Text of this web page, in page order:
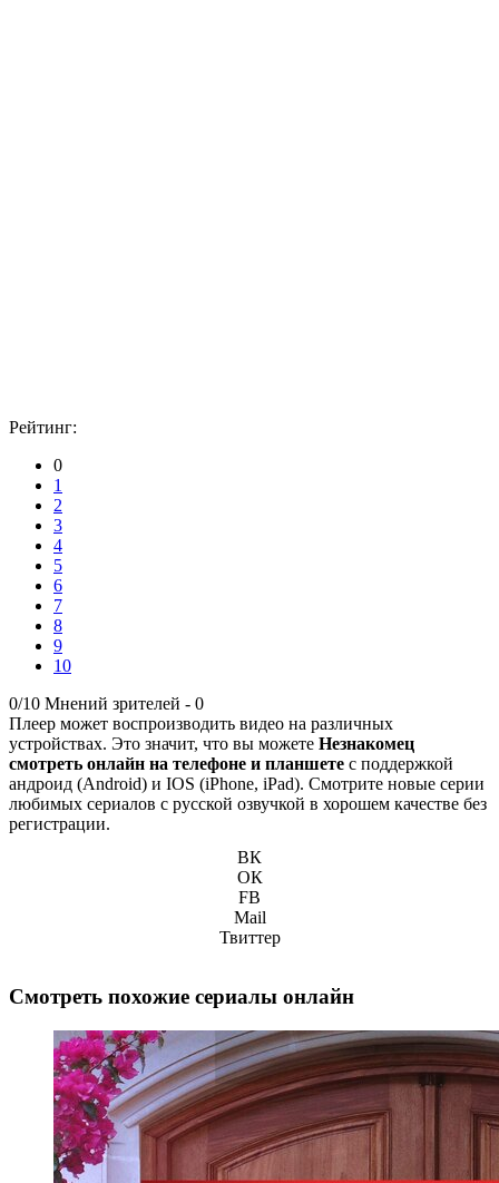
Рейтинг:
0
1
2
3
4
5
6
7
8
9
10
0/10 Мнений зрителей - 0
Плеер может воспроизводить видео на различных
устройствах. Это значит, что вы можете Незнакомец
смотреть онлайн на телефоне и планшете с поддержкой
андроид (Android) и IOS (iPhone, iPad). Смотрите новые серии
любимых сериалов с русской озвучкой в хорошем качестве без
регистрации.
ВК
ОК
FB
Mail
Твиттер
Смотреть похожие сериалы онлайн